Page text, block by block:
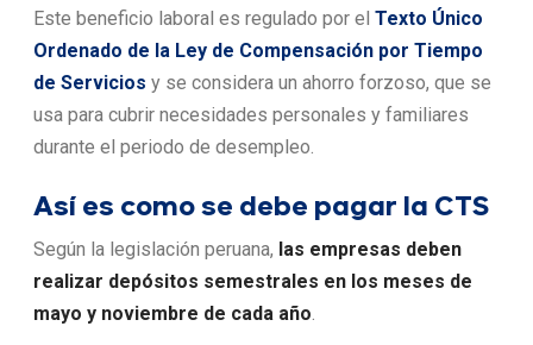
Este beneficio laboral es regulado por el Texto Único
Ordenado de la Ley de Compensación por Tiempo
de Servicios y se considera un ahorro forzoso, que se
usa para cubrir necesidades personales y familiares
durante el periodo de desempleo.
Así es como se debe pagar la CTS
Según la legislación peruana, las empresas deben
realizar depósitos semestrales en los meses de
mayo y noviembre de cada año.